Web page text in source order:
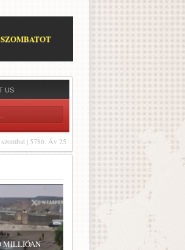
US
| 5786. Áv 25
MILLIÓAN